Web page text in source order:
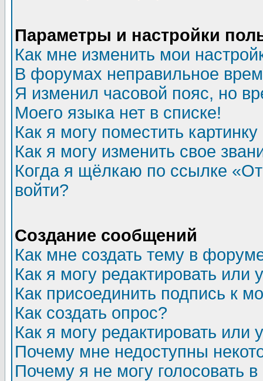
Параметры и настройки
Как мне изменить мои
В форумах неправильное
Я изменил часовой пояс, но
Моего языка нет в списке!
Как я могу поместить
Как я могу изменить свое
Когда я щёлкаю по ссылке
войти?
Создание сообщений
Как мне создать тему в
Как я могу редактировать или
Как присоединить подпись к
Как создать опрос?
Как я могу редактировать или
Почему мне недоступны
Почему я не могу голосовать